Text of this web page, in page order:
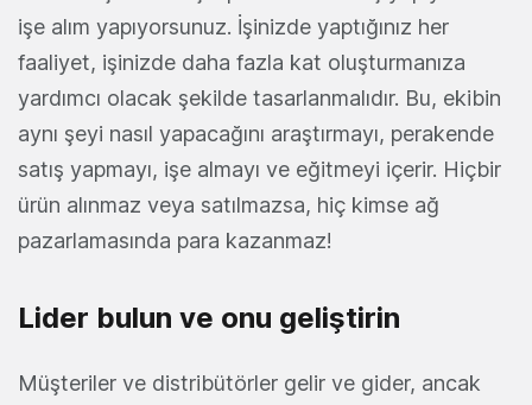
işe alım yapıyorsunuz. İşinizde yaptığınız her
faaliyet, işinizde daha fazla kat oluşturmanıza
yardımcı olacak şekilde tasarlanmalıdır. Bu, ekibin
aynı şeyi nasıl yapacağını araştırmayı, perakende
satış yapmayı, işe almayı ve eğitmeyi içerir. Hiçbir
ürün alınmaz veya satılmazsa, hiç kimse ağ
pazarlamasında para kazanmaz!
Lider bulun ve onu geliştirin
Müşteriler ve distribütörler gelir ve gider, ancak